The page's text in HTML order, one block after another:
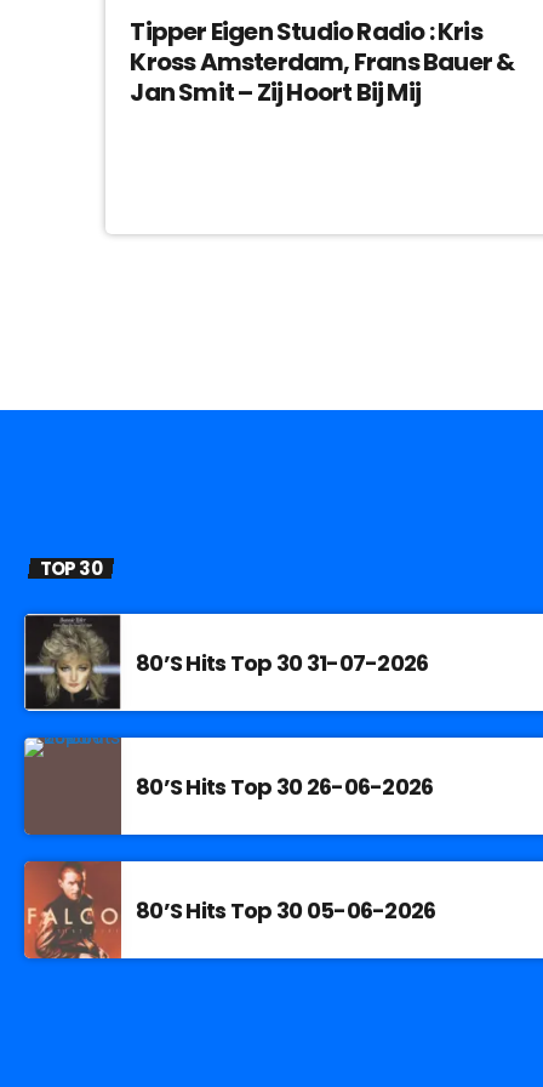
Tipper Eigen Studio Radio : Kris
Kross Amsterdam, Frans Bauer &
Jan Smit – Zij Hoort Bij Mij
TOP 30
80’S Hits Top 30 31-07-2026
80’S Hits Top 30 26-06-2026
80’S Hits Top 30 05-06-2026